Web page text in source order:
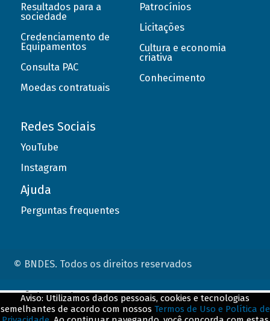
Resultados para a
sociedade
Credenciamento de
Equipamentos
Consulta PAC
Moedas contratuais
Patrocínios
Licitações
Cultura e economia
criativa
Conhecimento
Redes Sociais
YouTube
Instagram
Ajuda
Perguntas frequentes
© BNDES. Todos os direitos reservados
Aviso: Utilizamos dados pessoais, cookies e tecnologias
semelhantes de acordo com nossos Termos de Uso e Política de
ConteÃºdo complementar
${title}${badge}